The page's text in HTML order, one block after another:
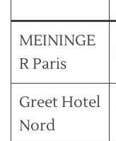
MEININGE
R Paris
Greet Hotel
Nord